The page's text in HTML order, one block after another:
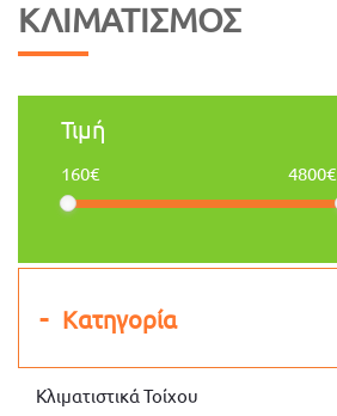
ΚΛΙΜΑΤΙΣΜΌΣ
Τιμή
160€ 4800€
Κατηγορία
Κλιματιστικά Τοίχου